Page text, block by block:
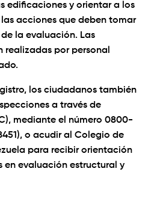
edificaciones y orientar a los
acciones que deben tomar
la evaluación. Las
realizadas por personal
los ciudadanos también
a través de
mediante el número 0800-
o acudir al Colegio de
para recibir orientación
en evaluación estructural y